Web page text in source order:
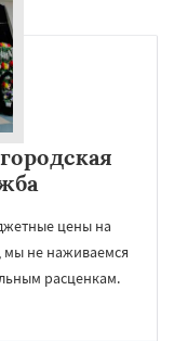
цены на
мы не наживаемся
расценкам.
×